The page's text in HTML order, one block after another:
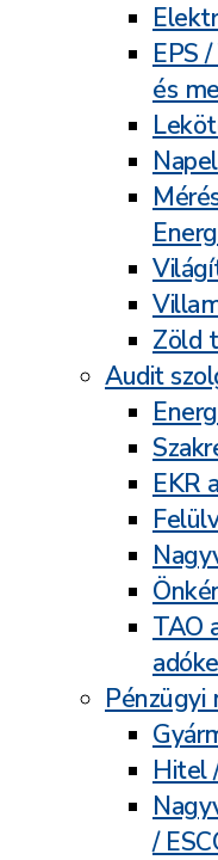
EPS
és
Zöld
Audit
EKR
TAO
Pénzügyi
Hitel
/